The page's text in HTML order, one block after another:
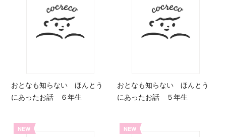
おとなも知らない ほんとう
にあったお話 ６年生
おとなも知らない ほんとう
にあったお話 ５年生
NEW NEW